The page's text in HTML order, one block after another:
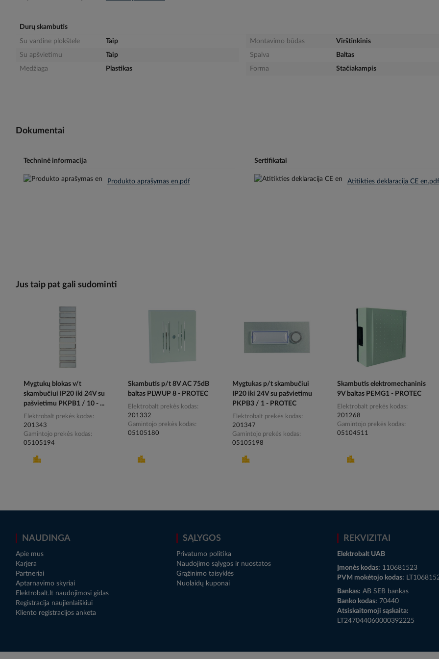
Durų skambutis
Su vardine plokštele
Taip
Su apšvietimu
Taip
Medžiaga
Plastikas
Montavimo būdas
Virštinkinis
Spalva
Baltas
Forma
Stačiakampis
Dokumentai
Techninė informacija
Produkto aprašymas en.pdf
Sertifikatai
Atitikties deklaracija CE en.pdf
Jus taip pat gali sudominti
Mygtukų blokas v/t
skambučiui IP20 iki 24V su
pašvietimu PKPB1 / 10 - ...
Elektrobalt prekės kodas
201343
Gamintojo prekės kodas
05105194
Skambutis p/t 8V AC 75dB
baltas PLWUP 8 - PROTEC
Elektrobalt prekės kodas
201332
Gamintojo prekės kodas
05105180
Mygtukas p/t skambučiui
IP20 iki 24V su pašvietimu
PKPB3 / 1 - PROTEC
Elektrobalt prekės kodas
201347
Gamintojo prekės kodas
05105198
Skambutis elektromechaninis
9V baltas PEMG1 - PROTEC
Elektrobalt prekės kodas
201268
Gamintojo prekės kodas
05104511
NAUDINGA
Apie mus
Karjera
Partneriai
Aptarnavimo skyriai
Elektrobalt.lt naudojimosi gidas
Registracija naujienlaiškiui
Kliento registracijos anketa
SĄLYGOS
Privatumo politika
Naudojimo sąlygos ir nuostatos
Grąžinimo taisyklės
Nuolaidų kuponai
REKVIZITAI
Elektrobalt UAB
Įmonės kodas: 110681523
PVM mokėtojo kodas:
Bankas: AB SEB bankas
Banko kodas: 70440
Atsiskaitomoji sąskaita:
LT247044060000392225